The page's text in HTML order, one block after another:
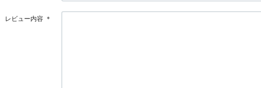
レビュー内容 ＊